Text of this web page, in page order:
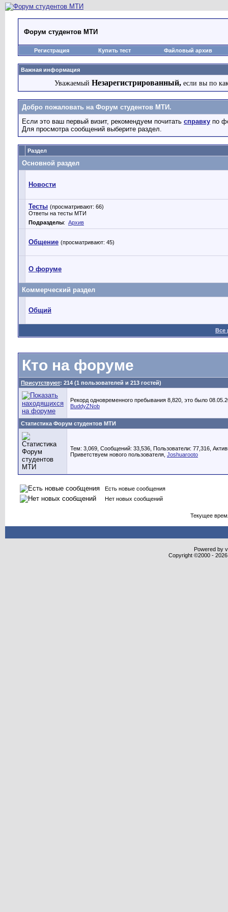
Форум студентов МТИ
Регистрация Купить тест Файловый архив
Важная информация
Уважаемый Незарегистрированный, если вы по
Добро пожаловать на Форум студентов МТИ.
Если это ваш первый визит, рекомендуем почитать справку по
Для просмотра сообщений выберите раздел.
Раздел
Основной раздел
Новости
Тесты (просматривают: 66)
Ответы на тесты МТИ
Подразделы: Архив
Общение (просматривают: 45)
О форуме
Коммерческий раздел
Общий
Все
Кто на форуме
Присутствуют: 214 (1 пользователей и 213 гостей)
Рекорд одновременного пребывания 8,820, это было
BuddyZNob
Статистика Форум студентов МТИ
Тем: 3,069, Сообщений: 33,536, Пользователи: 77,316,
Приветствуем нового пользователя, Joshuarooto
Есть новые сообщения
Нет новых сообщений
Текущее
Powered by
Copyright ©2000 -